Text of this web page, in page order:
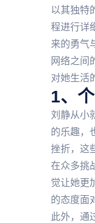
以其独特
程进行详
来的勇气
网络之间
对她生活
1、
刘静从小
的乐趣，
挫折，这
在众多挑
觉让她更
的态度面
此外，通